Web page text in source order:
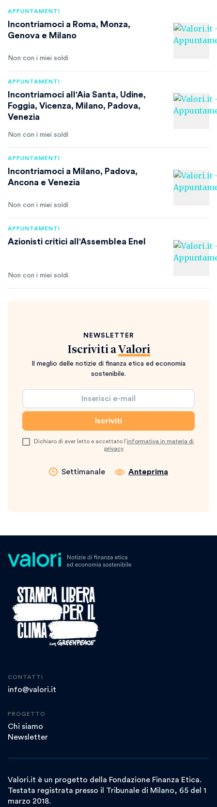
APPUNTAMENTI
Incontriamoci a Roma, Monza,
Genova e Milano
Non con i miei soldi
APPUNTAMENTI
Incontriamoci all'Aia Santa, Udine,
Foggia, Vicenza, Milano, Padova,
Venezia
Non con i miei soldi
APPUNTAMENTI
Incontriamoci a Milano, Padova,
Ancona e Venezia
Non con i miei soldi
APPUNTAMENTI
Azionisti critici all'Assemblea Enel
Non con i miei soldi
NEWSLETTER
Iscriviti a Valori
Il meglio delle notizie di finanza etica ed economia
sostenibile.
Dichiaro di aver letto e accettato l’informativa in materia di
privacy
Settimanale Anteprima
CONTATTI
info@valori.it
PROGETTO
Chi siamo
Newsletter
Valori.it è un progetto della Fondazione Finanza Etica.
Testata registrata presso il Tribunale di Milano, 65 del 1
marzo 2018.